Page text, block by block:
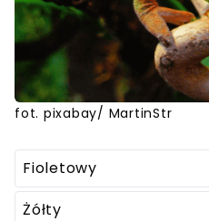
fot. pixabay/ MartinStr
Fioletowy
Żółty